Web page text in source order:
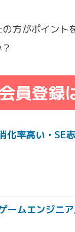
方がポイント
員登録
化率高い・SE
ームエンジニ